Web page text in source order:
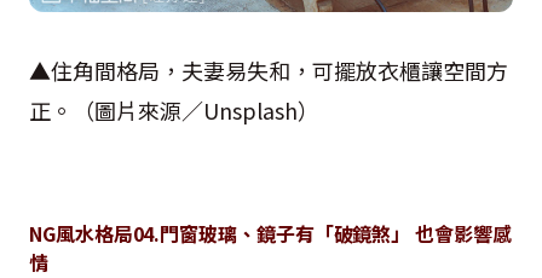
▲住角間格局，夫妻易失和，可擺放衣櫃讓空間方
正。（圖片來源／Unsplash）
NG風水格局04.門窗玻璃、鏡子有「破鏡煞」 也會影響感
情